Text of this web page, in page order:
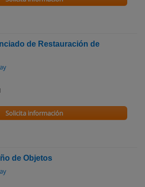
de Restauración de
Solicita información
de Objetos